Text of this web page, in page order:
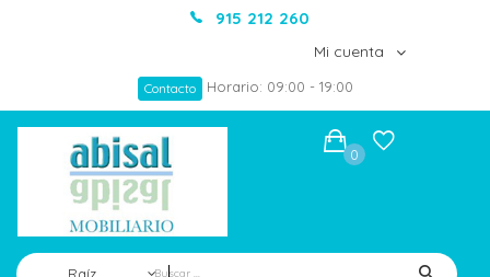
915 212 260
Mi cuenta
Contacto Horario: 09:00 - 19:00
0